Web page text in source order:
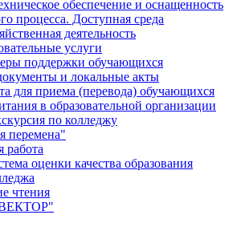
обеспечение и оснащенность
процесса. Доступная среда
деятельность
услуги
поддержки обучающихся
и локальные акты
для приема (перевода) обучающихся
в образовательной организации
по колледжу
перемена"
работа
оценки качества образования
чтения